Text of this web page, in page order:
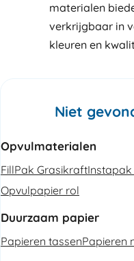
materialen
verkrijgbaar in
kleuren en
Niet
Opvulmaterialen
FillPak GrasikraftInstapak
Opvulpapier rol
Duurzaam papier
Papieren tassenPapieren